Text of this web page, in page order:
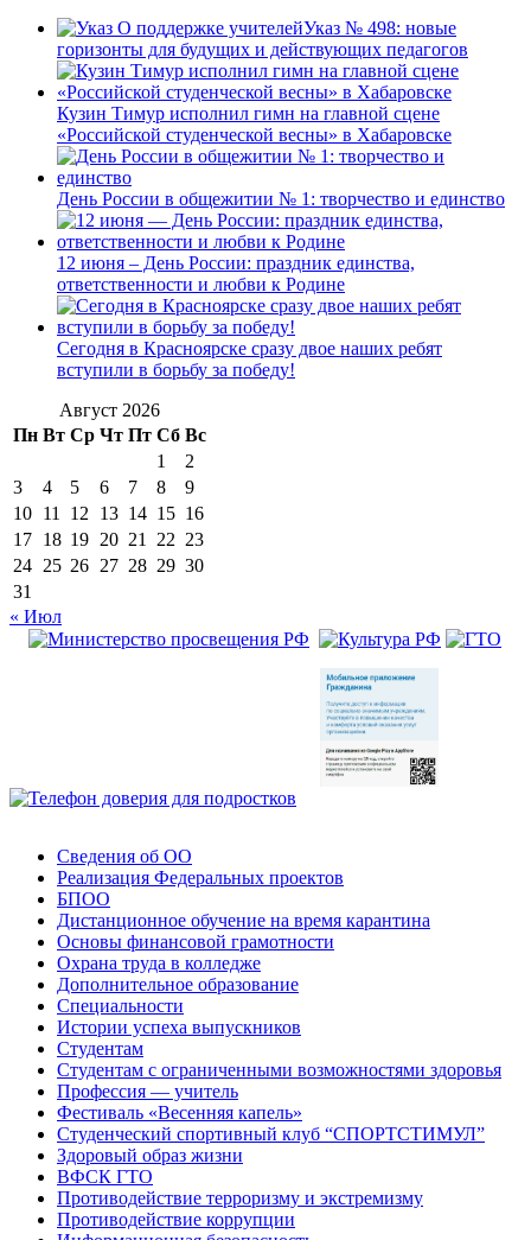
Указ № 498: новые
горизонты для будущих и действующих педагогов
Кузин Тимур исполнил гимн на главной сцене
«Российской студенческой весны» в Хабаровске
День России в общежитии № 1: творчество и единство
12 июня – День России: праздник единства,
ответственности и любви к Родине
Сегодня в Красноярске сразу двое наших ребят
вступили в борьбу за победу!
Август 2026
Пн Вт Ср Чт Пт Сб Вс
1
2
3
4 5 6 7 8
9
10 11 12 13 14 15 16
17 18 19 20 21 22 23
24 25 26 27 28 29 30
31
« Июл
Сведения об ОО
Реализация Федеральных проектов
БПОО
Дистанционное обучение на время карантина
Основы финансовой грамотности
Охрана труда в колледже
Дополнительное образование
Специальности
Истории успеха выпускников
Студентам
Студентам с ограниченными возможностями здоровья
Профессия — учитель
Фестиваль «Весенняя капель»
Студенческий спортивный клуб “СПОРТСТИМУЛ”
Здоровый образ жизни
ВФСК ГТО
Противодействие терроризму и экстремизму
Противодействие коррупции